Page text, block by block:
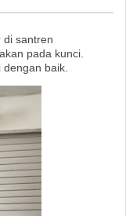
di santren
pada kunci.
baik.